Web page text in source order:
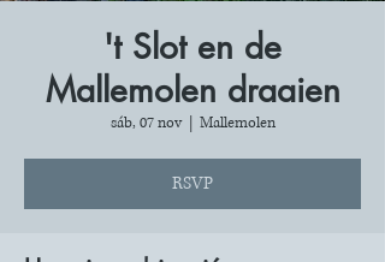
't Slot en de
Mallemolen draaien
sáb, 07 nov
  |
Mallemolen
RSVP